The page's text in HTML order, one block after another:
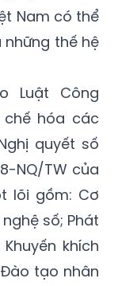
Nam có thể
thế hệ
Luật Công
hóa các
quyết số
NQ/TW của
lõi gồm: Cơ
số; Phát
khích
tạo nhân